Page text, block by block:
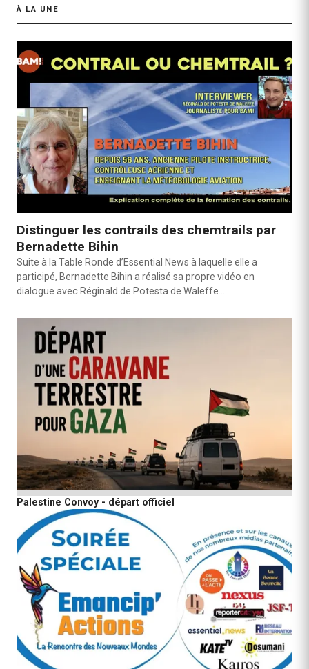
À LA UNE
Distinguer les contrails des chemtrails par
Bernadette Bihin
Suite à la Table Ronde d’Essential News à laquelle elle a
participé, Bernadette Bihin a réalisé sa propre vidéo en
dialogue avec Réginald de Potesta de Waleffe…
Palestine Convoy - départ officiel